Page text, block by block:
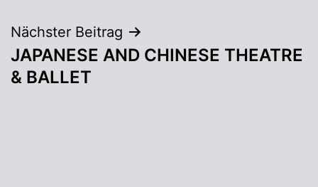
Nächster Beitrag
JAPANESE AND CHINESE THEATRE
& BALLET